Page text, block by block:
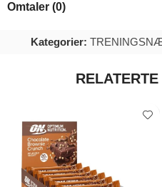
Omtaler (0)
Kategorier: